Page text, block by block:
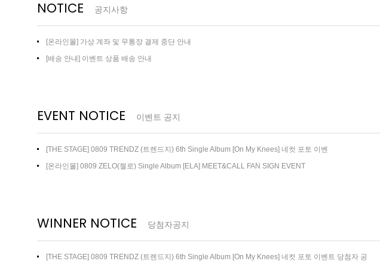
NOTICE 공지사항
[온라인몰] 가상 계좌 및 무통장 결제 중단 안내
[배송 안내] 이벤트 상품 배송 안내
EVENT NOTICE 이벤트 공지
[THE STAGE] 0809 TRENDZ (트렌드지) 6th Single Album [On My Knees] 네컷 포토 이벤
[온라인몰] 0809 ZELO(젤로) Single Album [ELA] MEET&CALL FAN SIGN EVENT
WINNER NOTICE 당첨자공지
[THE STAGE] 0809 TRENDZ (트렌드지) 6th Single Album [On My Knees] 네컷 포토 이벤트 당첨자 공